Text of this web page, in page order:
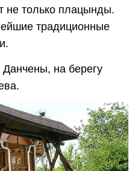
не только плацынды.
традиционные
на берегу